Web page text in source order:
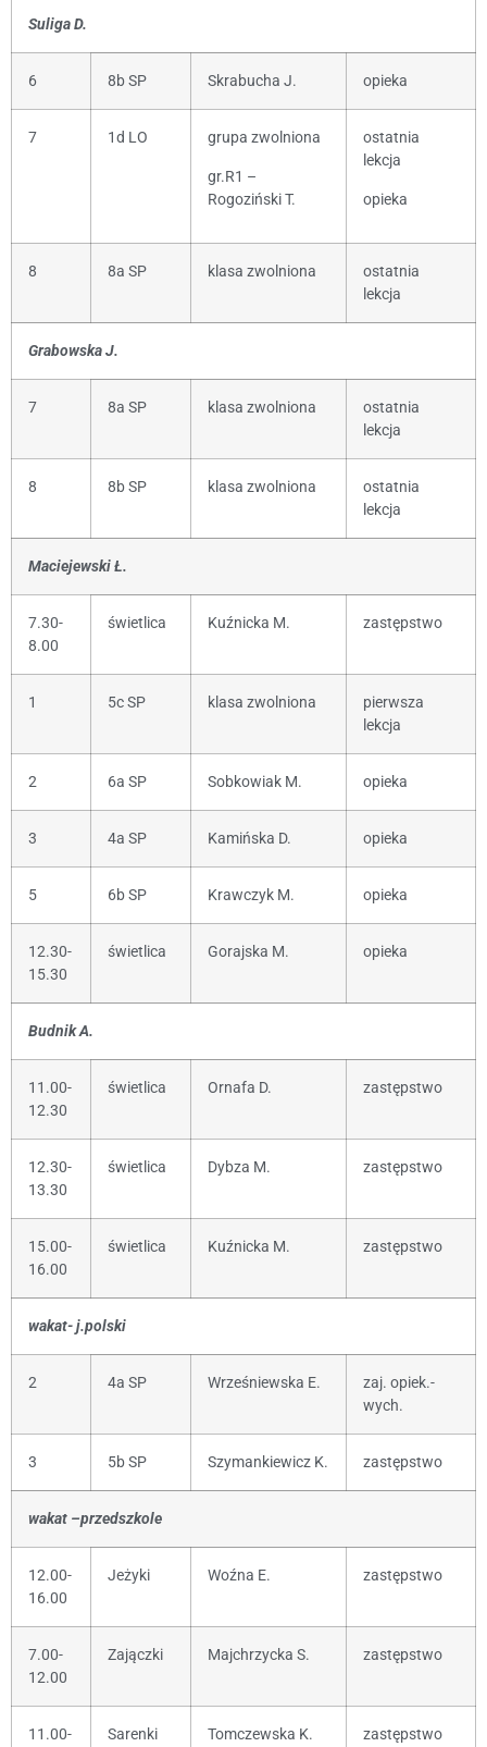
Suliga D.
6 8b SP Skrabucha J. opieka
7 1d LO grupa zwolniona
gr.R1 –
Rogoziński T.
ostatnia
lekcja
opieka
8 8a SP klasa zwolniona
ostatnia
lekcja
Grabowska J.
7 8a SP klasa zwolniona
ostatnia
lekcja
8 8b SP klasa zwolniona
ostatnia
lekcja
Maciejewski Ł.
7.30-
8.00
świetlica Kuźnicka M. zastępstwo
1 5c SP klasa zwolniona
pierwsza
lekcja
2 6a SP Sobkowiak M. opieka
3 4a SP Kamińska D. opieka
5 6b SP Krawczyk M. opieka
12.30-
15.30
świetlica Gorajska M. opieka
Budnik A.
11.00-
12.30
świetlica Ornafa D. zastępstwo
12.30-
13.30
świetlica Dybza M. zastępstwo
15.00-
16.00
świetlica Kuźnicka M. zastępstwo
wakat- j.polski
2 4a SP Wrześniewska E.
zaj. opiek.-
wych.
3 5b SP Szymankiewicz K. zastępstwo
wakat –przedszkole
12.00-
16.00
Jeżyki Woźna E. zastępstwo
7.00-
12.00
Zajączki Majchrzycka S. zastępstwo
11.00-
Sarenki Tomczewska K. zastępstwo